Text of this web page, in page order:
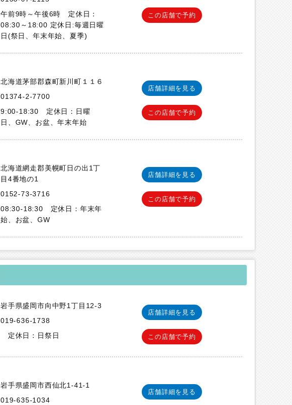
午前9時～午後6時 定休日：
08:30～18:00 定休日:毎週日曜
日(祭日、年末年始、夏季)
この店舗で予約
北海道茅部郡森町新川町１１６
01374-2-7700
9:00-18:30 定休日：日曜
日、GW、お盆、年末年始
店舗詳細を見る
この店舗で予約
北海道網走郡美幌町日の出1丁
目4番地の1
0152-73-3716
08:30-18:30 定休日：年末年
始、お盆、GW
店舗詳細を見る
この店舗で予約
岩手県盛岡市向中野1丁目12-3
019-636-1738
定休日：日祭日
店舗詳細を見る
この店舗で予約
岩手県盛岡市西仙北1-41-1
019-635-1034
店舗詳細を見る